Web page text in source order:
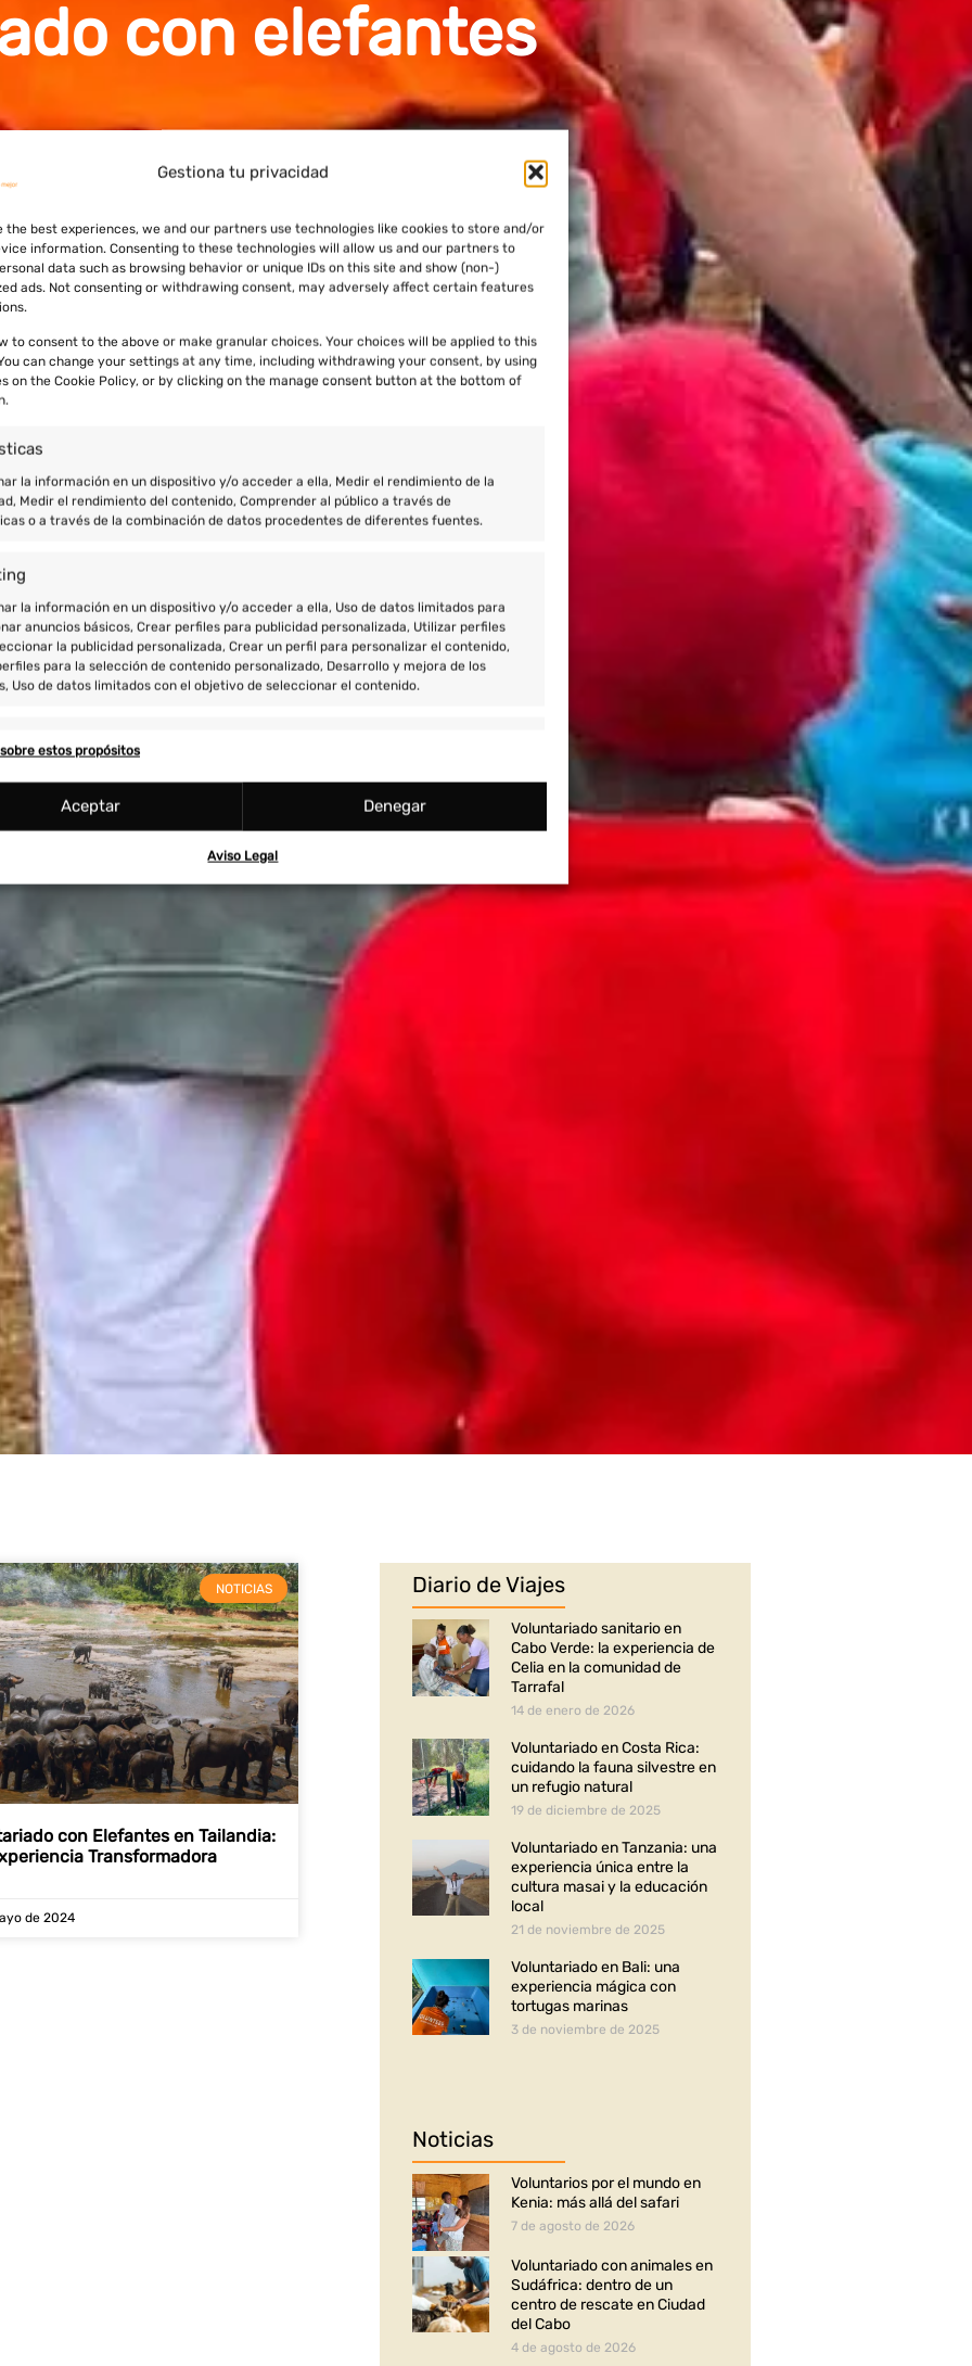
Gestiona tu privacidad
the best experiences, we and our partners use technologies like cookies to store and/or
information. Consenting to these technologies will allow us and our partners to
data such as browsing behavior or unique IDs on this site and show (non-)
ads. Not consenting or withdrawing consent, may adversely affect certain features
to consent to the above or make granular choices. Your choices will be applied to this
can change your settings at any time, including withdrawing your consent, by using
on the Cookie Policy, or by clicking on the manage consent button at the bottom of
la información en un dispositivo y/o acceder a ella, Medir el rendimiento de la
Medir el rendimiento del contenido, Comprender al público a través de
o a través de la combinación de datos procedentes de diferentes fuentes.
la información en un dispositivo y/o acceder a ella, Uso de datos limitados para
anuncios básicos, Crear perfiles para publicidad personalizada, Utilizar perfiles
la publicidad personalizada, Crear un perfil para personalizar el contenido,
para la selección de contenido personalizado, Desarrollo y mejora de los
Uso de datos limitados con el objetivo de seleccionar el contenido.
transmitida de forma automática.
datos de localización geográfica precisa, Identificar los dispositivos
de la información solicitada activamente.
la seguridad, evitar y detectar fraudes, y eliminar
Ofrecer y presentar publicidad y contenido.
estos propósitos
Aceptar Denegar
Aviso Legal
con elefantes
NOTICIAS
con Elefantes en Tailandia:
Transformadora
de 2024
Diario de Viajes
Voluntariado sanitario en
Cabo Verde: la experiencia de
Celia en la comunidad de
Tarrafal
14 de enero de 2026
Voluntariado en Costa Rica:
cuidando la fauna silvestre en
un refugio natural
19 de diciembre de 2025
Voluntariado en Tanzania: una
experiencia única entre la
cultura masai y la educación
local
21 de noviembre de 2025
Voluntariado en Bali: una
experiencia mágica con
tortugas marinas
3 de noviembre de 2025
Noticias
Voluntarios por el mundo en
Kenia: más allá del safari
7 de agosto de 2026
Voluntariado con animales en
Sudáfrica: dentro de un
centro de rescate en Ciudad
del Cabo
4 de agosto de 2026